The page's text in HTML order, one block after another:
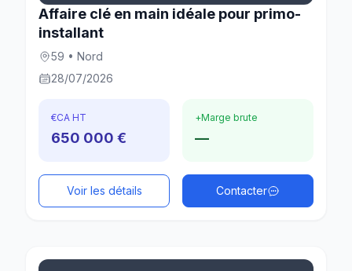
Affaire clé en main idéale pour primo-
installant
59 • Nord
28/07/2026
€CA HT
650 000 €
+Marge brute
—
Voir les détails Contacter